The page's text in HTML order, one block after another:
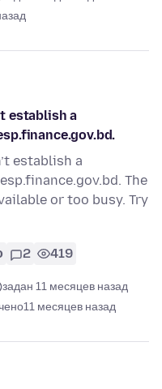
establish a
establish a
The
or too busy. Try
2 419
задан 11 месяцев назад
11 месяцев назад